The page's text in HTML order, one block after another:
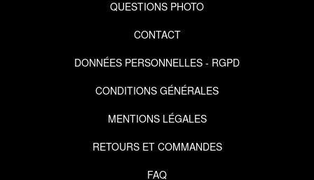
QUESTIONS PHOTO
CONTACT
DONNÉES PERSONNELLES - RGPD
CONDITIONS GÉNÉRALES
MENTIONS LÉGALES
RETOURS ET COMMANDES
FAQ